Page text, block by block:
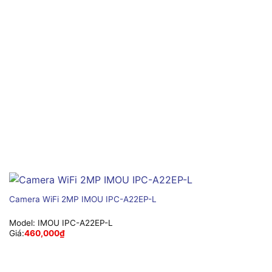
Camera WiFi 2MP IMOU IPC-A22EP-L
Model: IMOU IPC-A22EP-L
Giá:460,000₫